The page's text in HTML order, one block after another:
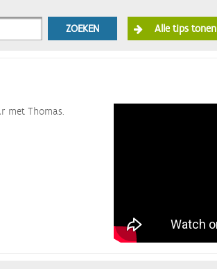
ZOEKEN Alle tips tonen
met Thomas.